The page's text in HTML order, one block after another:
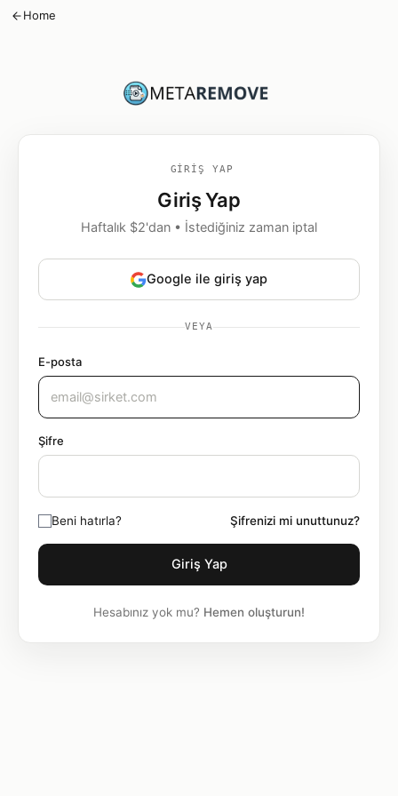
Home
GIRIŞ YAP
Giriş Yap
Haftalık $2'dan • İstediğiniz zaman iptal
Google ile giriş yap
VEYA
E-posta
Şifre
Beni hatırla? Şifrenizi mi unuttunuz?
Hesabınız yok mu? Hemen oluşturun!